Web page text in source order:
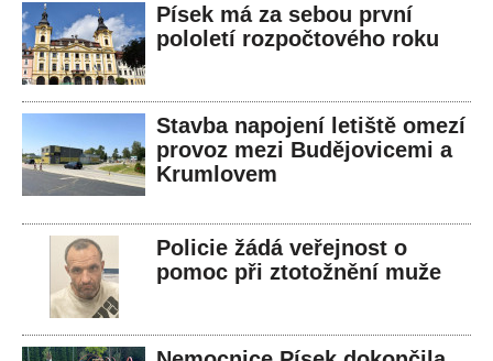
Písek má za sebou první
pololetí rozpočtového roku
Stavba napojení letiště omezí
provoz mezi Budějovicemi a
Krumlovem
Policie žádá veřejnost o
pomoc při ztotožnění muže